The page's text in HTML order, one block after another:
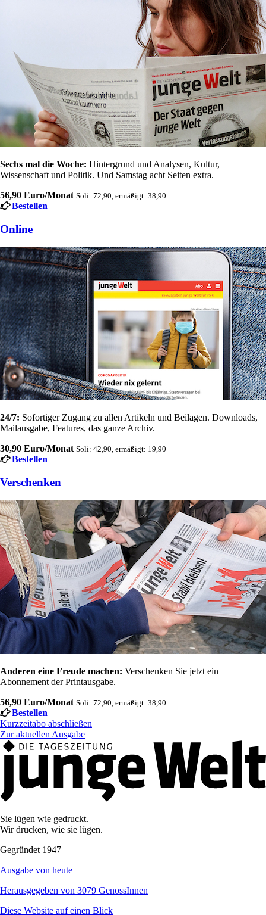
Sechs mal die Woche: Hintergrund und Analysen, Kultur,
Wissenschaft und Politik. Und Samstag acht Seiten extra.
56,90 Euro/Monat Soli: 72,90, ermäßigt: 38,90
Bestellen
Online
24/7: Sofortiger Zugang zu allen Artikeln und Beilagen. Downloads,
Mailausgabe, Features, das ganze Archiv.
30,90 Euro/Monat Soli: 42,90, ermäßigt: 19,90
Bestellen
Verschenken
Anderen eine Freude machen: Verschenken Sie jetzt ein
Abonnement der Printausgabe.
56,90 Euro/Monat Soli: 72,90, ermäßigt: 38,90
Bestellen
Kurzzeitabo abschließen
Zur aktuellen Ausgabe
Sie lügen wie gedruckt.
Wir drucken, wie sie lügen.
Gegründet 1947
Ausgabe von heute
Herausgegeben von 3079 GenossInnen
Diese Website auf einen Blick